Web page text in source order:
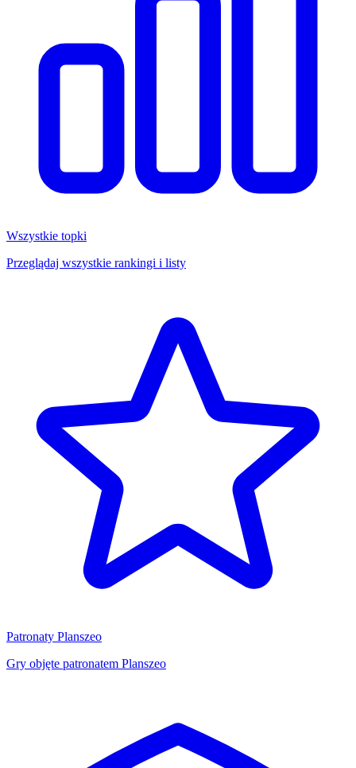
Wszystkie topki
Przeglądaj wszystkie rankingi i listy
Patronaty Planszeo
Gry objęte patronatem Planszeo